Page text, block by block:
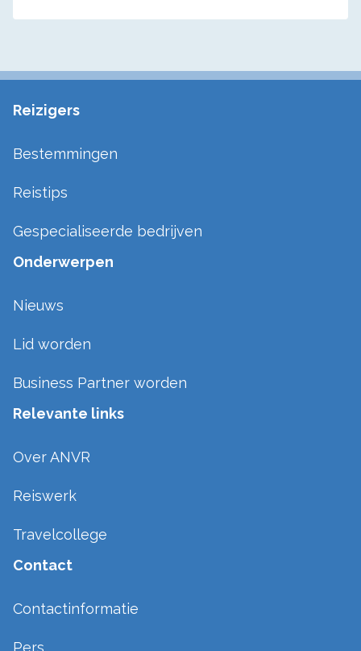
Reizigers
Bestemmingen
Reistips
Gespecialiseerde bedrijven
Onderwerpen
Nieuws
Lid worden
Business Partner worden
Relevante links
Over ANVR
Reiswerk
Travelcollege
Contact
Contactinformatie
Pers